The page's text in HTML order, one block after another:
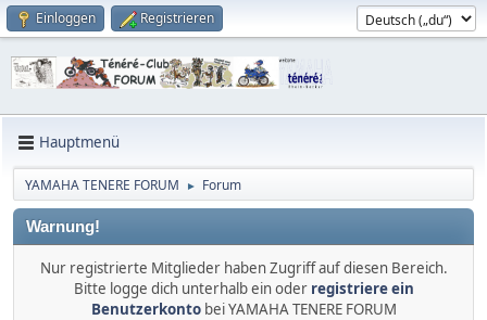
Einloggen Registrieren
Hauptmenü
YAMAHA TENERE FORUM ► Forum
Warnung!
Nur registrierte Mitglieder haben Zugriff auf diesen Bereich.
Bitte logge dich unterhalb ein oder registriere ein
Benutzerkontobei YAMAHA TENERE FORUM